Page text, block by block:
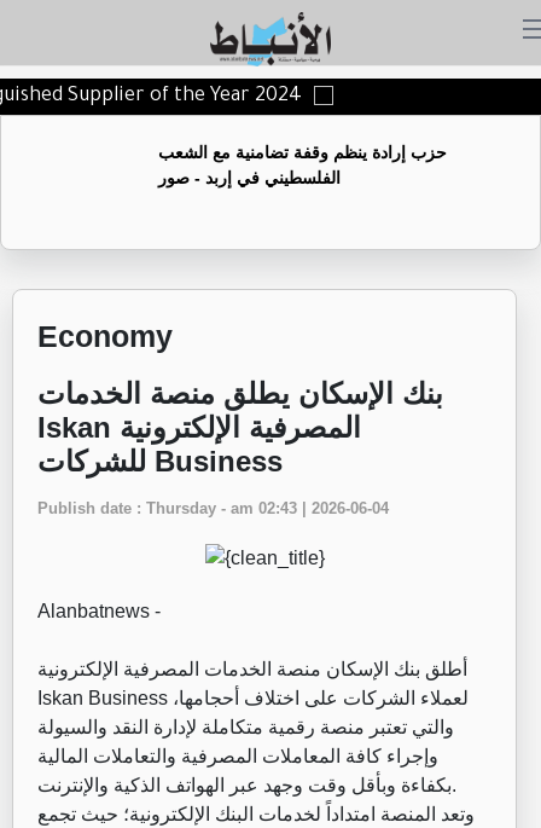
Supplier of the Year 2024
حزب إرادة ينظم وقفة تضامنية مع الشعب
الفلسطيني في إربد - صور
Economy
بنك الإسكان يطلق منصة الخدمات
المصرفية الإلكترونية Iskan
Business للشركات
Publish date : Thursday - am 02:43 | 2026-06-04
Alanbatnews -
أطلق بنك الإسكان منصة الخدمات المصرفية الإلكترونية
Iskan Business لعملاء الشركات على اختلاف أحجامها،
والتي تعتبر منصة رقمية متكاملة لإدارة النقد والسيولة
وإجراء كافة المعاملات المصرفية والتعاملات المالية
بكفاءة وبأقل وقت وجهد عبر الهواتف الذكية والإنترنت.
وتعد المنصة امتداداً لخدمات البنك الإلكترونية؛ حيث تجمع